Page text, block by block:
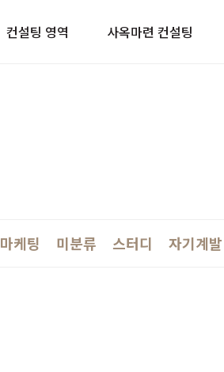
컨설팅 영역 사옥마련 컨설팅
마케팅 미분류 스터디 자기계발